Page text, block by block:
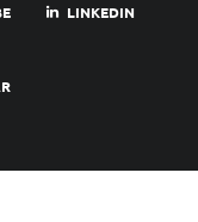
LINKEDIN